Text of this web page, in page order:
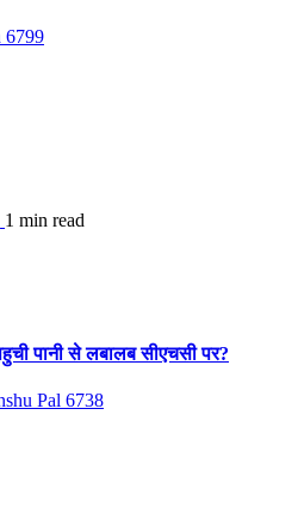
6799
1 min read
पानी से लबालब सीएचसी पर?
Pal 6738